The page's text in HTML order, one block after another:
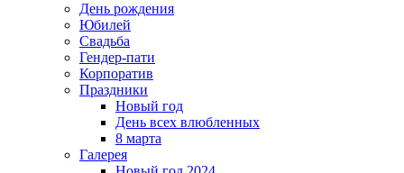
День рождения
Юбилей
Свадьба
Гендер-пати
Корпоратив
Праздники
Новый год
День всех влюбленных
8 марта
Галерея